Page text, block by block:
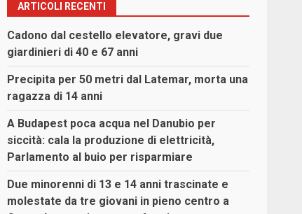
ARTICOLI RECENTI
Cadono dal cestello elevatore, gravi due
giardinieri di 40 e 67 anni
Precipita per 50 metri dal Latemar, morta una
ragazza di 14 anni
A Budapest poca acqua nel Danubio per
siccità: cala la produzione di elettricità,
Parlamento al buio per risparmiare
Due minorenni di 13 e 14 anni trascinate e
molestate da tre giovani in pieno centro a